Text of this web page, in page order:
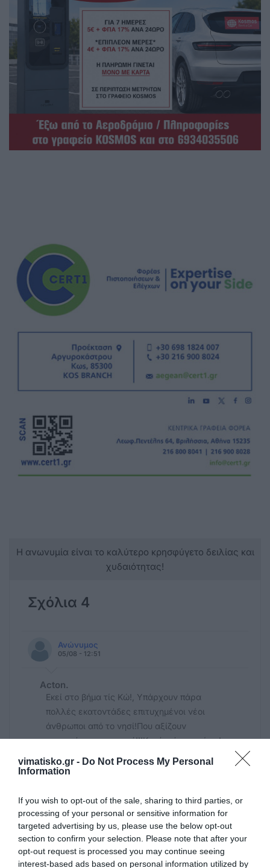
vimatisko.gr - Do Not Process My Personal
Information
If you wish to opt-out of the sale, sharing to third parties, or
processing of your personal or sensitive information for
targeted advertising by us, please use the below opt-out
section to confirm your selection. Please note that after your
opt-out request is processed you may continue seeing
interest-based ads based on personal information utilized by
Η ανωνυμία είναι το καλύτερο κρησφύγετο δειλίας και
χυδαιότητας!
Σχόλια 4
Ανώνυμος
05/08 - 12:51
Αcton.
Εκεί στο βήμα τίς Κώ!, Υπάρχουν πάρα
πολλές εκατοντάδες επιτυχημένοι νέοι
άνθρωποι από το νησί!Που αξίζουν
περισσότερη προσοχή!!!Και όχι ότι να είναι!
04/08 - 10:19
ΣΤΗΝ ΓΕΡΜΑΝΙΑ ΨΙΧΑΛΙΖΕΙ
τωρα τι να γραψεις ? ενταξει ο καθενας
ειναι υπερηφανος για τα παιδια και τα